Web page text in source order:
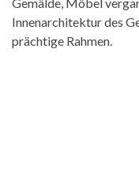
Innenarchitektur des
prächtige Rahmen.